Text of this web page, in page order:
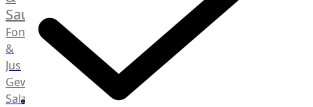
Saucen
Fonds
&
Jus
Gewürze
Salz